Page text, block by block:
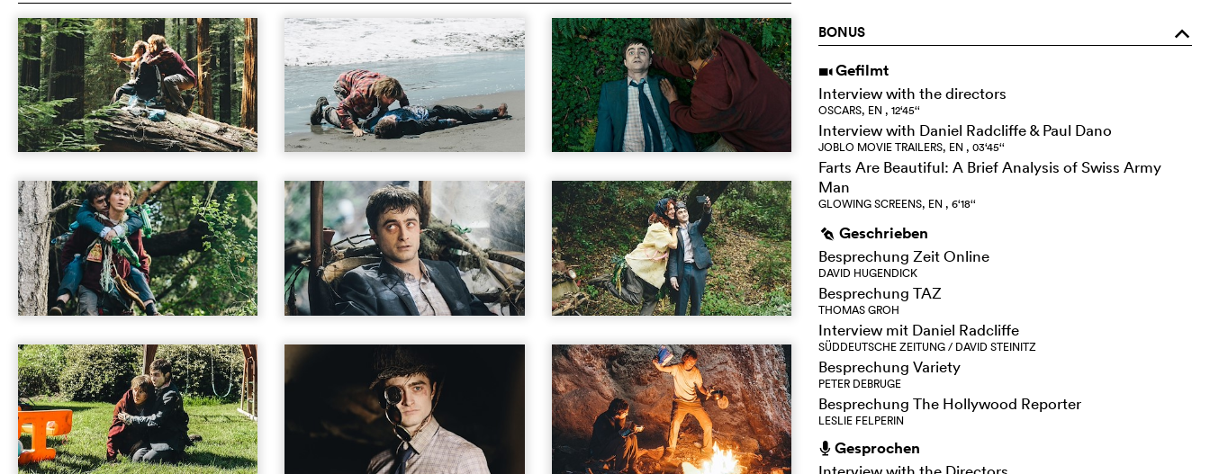
BONUS o
i Gefilmt
Interview with the directors
OSCARS, EN , 12‘45‘‘
Interview with Daniel Radcliffe & Paul Dano
JOBLO MOVIE TRAILERS, EN , 03‘45‘‘
Farts Are Beautiful: A Brief Analysis of Swiss Army
Man
GLOWING SCREENS, EN , 6‘18‘‘
g Geschrieben
Besprechung Zeit Online
DAVID HUGENDICK
Besprechung TAZ
THOMAS GROH
Interview mit Daniel Radcliffe
SÜDDEUTSCHE ZEITUNG / DAVID STEINITZ
Besprechung Variety
PETER DEBRUGE
Besprechung The Hollywood Reporter
LESLIE FELPERIN
h Gesprochen